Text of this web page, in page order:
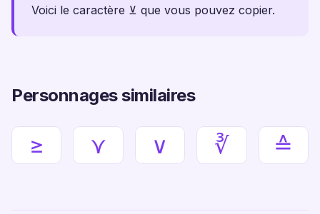
Voici le caractère ⊻ que vous pouvez copier.
Personnages similaires
≥ ⋎ ∨ ∛ ≙